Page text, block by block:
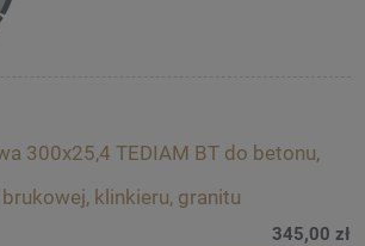
300x25,4 TEDIAM BT do betonu,
klinkieru, granitu
345,00 zł